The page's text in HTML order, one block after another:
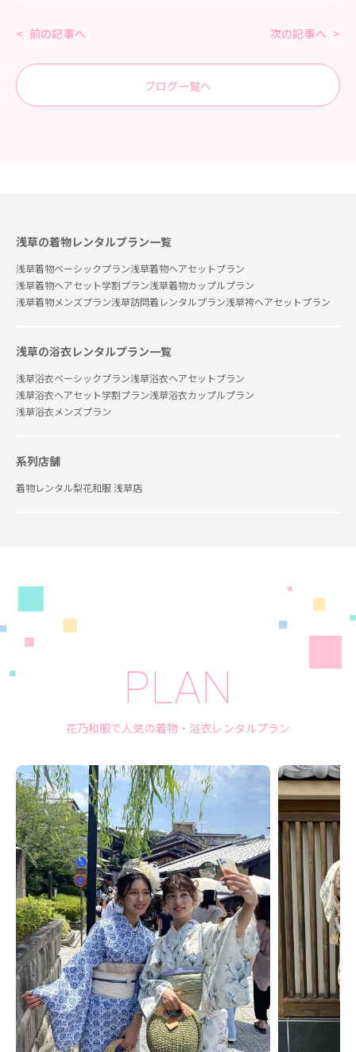
前の記事へ
ブログ一覧へ
次の記事へ
浅草の着物レンタルプラン一覧
浅草着物ベーシックプラン浅草着物ヘアセットプラン
浅草着物ヘアセット学割プラン浅草着物カップルプラン
浅草着物メンズプラン浅草訪問着レンタルプラン浅草袴ヘアセットプラン
浅草の浴衣レンタルプラン一覧
浅草浴衣ベーシックプラン浅草浴衣ヘアセットプラン
浅草浴衣ヘアセット学割プラン浅草浴衣カップルプラン
浅草浴衣メンズプラン
系列店舗
着物レンタル梨花和服 浅草店
PLAN
花乃和服で人気の着物・浴衣レンタルプラン